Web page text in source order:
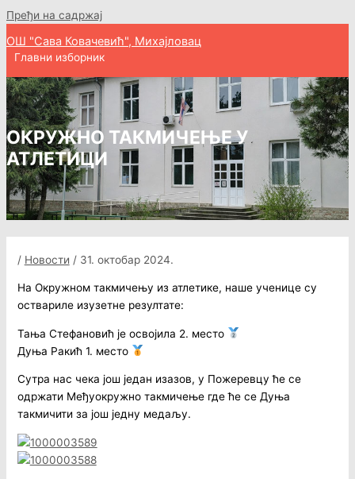
Пређи на садржај
ОШ "Сава Ковачевић", Михајловац
Главни изборник
ОКРУЖНО ТАКМИЧЕЊЕ У
АТЛЕТИЦИ
/ Новости / 31. октобар 2024.
На Окружном такмичењу из атлетике, наше ученице су
оствариле изузетне резултате:
Тања Стефановић је освојила 2. место
Дуња Ракић 1. место
Сутра нас чека још један изазов, у Пожеревцу ће се
одржати Међуокружно такмичење где ће се Дуња
такмичити за још једну медаљу.